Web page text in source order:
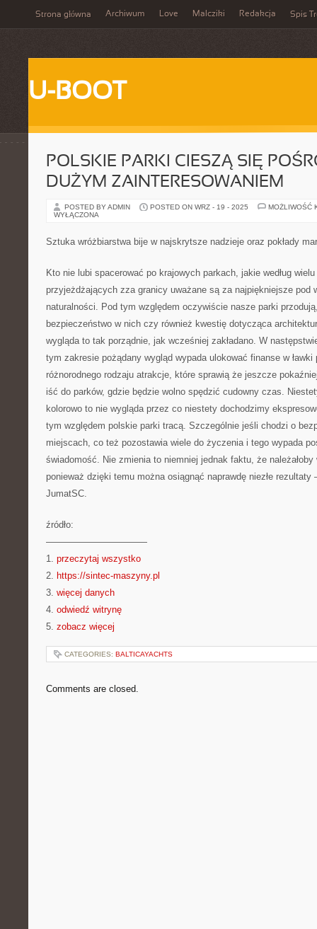
Strona główna Archiwum Love Malcziki Redakcja Spis
U-BOOT
POLSKIE PARKI CIESZĄ SIĘ
DUŻYM ZAINTERESOWANIEM
POSTED BY ADMIN POSTED ON WRZ - 19 - 2025
MOŻLIWOŚĆ
WYŁĄCZONA
Sztuka wróżbiarstwa bije w najskrytsze nadzieje oraz pokłady
Kto nie lubi spacerować po krajowych parkach, jakie według
przyjeżdżających zza granicy uważane są za najpiękniejsze pod
naturalności. Pod tym względem oczywiście nasze parki
bezpieczeństwo w nich czy również kwestię dotycząca
wygląda to tak porządnie, jak wcześniej zakładano. W
tym zakresie pożądany wygląd wypada ulokować finanse w
różnorodnego rodzaju atrakcje, które sprawią że jeszcze
iść do parków, gdzie będzie wolno spędzić cudowny czas.
kolorowo to nie wygląda przez co niestety dochodzimy
tym względem polskie parki tracą. Szczególnie jeśli chodzi o
miejscach, co też pozostawia wiele do życzenia i tego wypada
świadomość. Nie zmienia to niemniej jednak faktu, że
ponieważ dzięki temu można osiągnąć naprawdę niezłe rezultaty
JumatSC.
źródło:
———————————
1. przeczytaj wszystko
2. https://sintec-maszyny.pl
3. więcej danych
4. odwiedź witrynę
5. zobacz więcej
CATEGORIES: BALTICAYACHTS
Comments are closed.